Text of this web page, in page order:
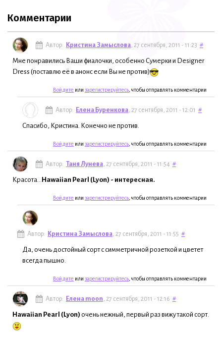
Комментарии
Автор: Кристина Замыслова , 27 сентября, 2011 - 11:23 #
Мне понравились Ваши фиалочки, особенно Сумерки и Designer
Dress (поставлю её в анонс если Вы не против)
Войдите или зарегистрируйтесь , чтобы отправлять комментарии
Автор: Елена Буренкова , 27 сентября, 2011 - 12:01 #
Спасибо, Кристина. Конечно не против.
Войдите или зарегистрируйтесь , чтобы отправлять комментарии
Автор: Таня Лунева , 27 сентября, 2011 - 11:54 #
Красота... Hawaiian Pearl (Lyon) - интересная.
Войдите или зарегистрируйтесь , чтобы отправлять комментарии
Автор: Кристина Замыслова , 27 сентября, 2011 - 11:55 #
Да, очень достойный сорт с симметричной розеткой и цветет
всегда пышно.
Войдите или зарегистрируйтесь , чтобы отправлять комментарии
Автор: Елена moon , 27 сентября, 2011 - 12:16 #
Hawaiian Pearl (Lyon) очень нежный, первый раз вижу такой сорт.